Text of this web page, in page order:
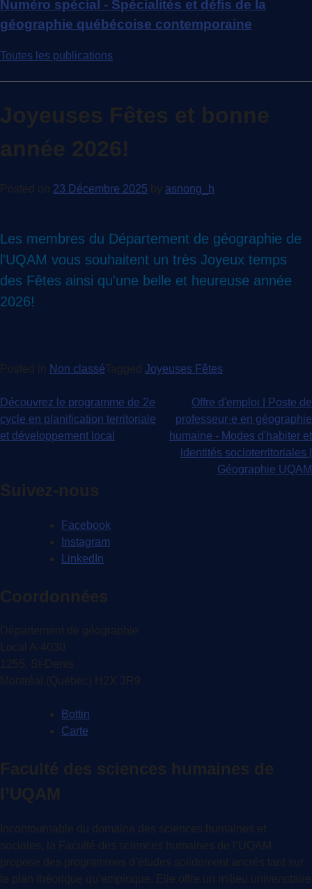
Numéro spécial - Spécialités et défis de la
géographie québécoise contemporaine
Toutes les publications
Joyeuses Fêtes et bonne
année 2026!
Posted on 23 Décembre 2025 by asnong_h
Les membres du Département de géographie de
l'UQAM vous souhaitent un très Joyeux temps
des Fêtes ainsi qu'une belle et heureuse année
2026!
Posted in Non classéTagged Joyeuses Fêtes
Navigation
de
Découvrez le programme de 2e
cycle en planification territoriale
et développement local
Offre d'emploi | Poste de
professeur·e en géographie
humaine - Modes d'habiter et
identités socioterritoriales |
Géographie UQAM
Suivez-nous
Facebook
Instagram
LinkedIn
Coordonnées
Département de géographie
Local A-4030
1255, St-Denis
Montréal (Québec) H2X 3R9
Bottin
Carte
Faculté des sciences humaines de
l’UQAM
Incontournable du domaine des sciences humaines et
sociales, la Faculté des sciences humaines de l’UQAM
propose des programmes d’études solidement ancrés tant sur
le plan théorique qu’empirique. Elle offre un milieu universitaire